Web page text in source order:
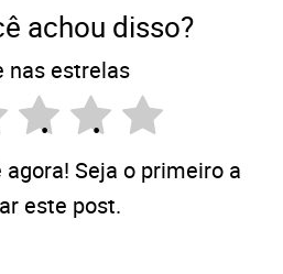
achou disso?
nas estrelas
Seja o primeiro a
este post.